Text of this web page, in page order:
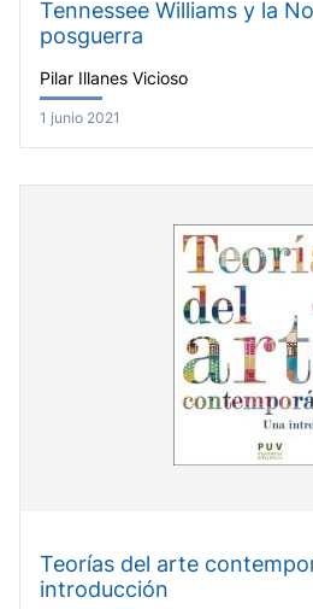
Tennessee Williams y la
posguerra
Pilar Illanes Vicioso
1 junio 2021
Teorías del arte
introducción